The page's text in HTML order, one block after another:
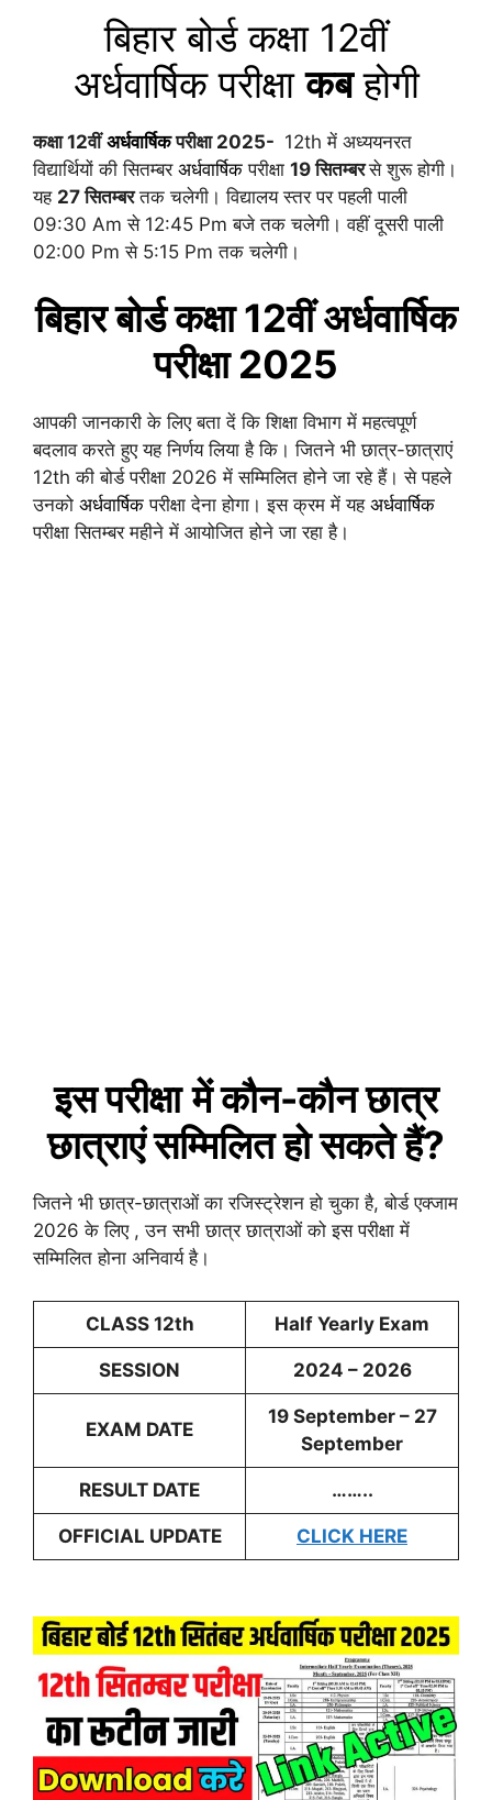
बिहार बोर्ड कक्षा 12वीं
अर्धवार्षिक परीक्षाकब होगी
कक्षा 12वीं अर्धवार्षिकपरीक्षा 2025- 12th में अध्ययनरत
विद्यार्थियों की सितम्बर अर्धवार्षिक परीक्षा 19 सितम्बरसे शुरू होगी।
यह 27 सितम्बरतक चलेगी। विद्यालय स्तर पर पहली पाली
09:30 Am से 12:45 Pm बजे तक चलेगी। वहीं दूसरी पाली
02:00 Pm से 5:15 Pm तक चलेगी।
बिहार बोर्ड कक्षा12वीं अर्धवार्षिक
परीक्षा 2025
आपकी जानकारी के लिए बता दें कि शिक्षा विभाग में महत्वपूर्ण
बदलाव करते हुए यह निर्णय लिया है कि। जितने भी छात्र-छात्राएं
12th की बोर्ड परीक्षा 2026 में सम्मिलित होने जा रहे हैं। से पहले
उनको अर्धवार्षिक परीक्षा देना होगा। इस क्रम में यह अर्धवार्षिक
परीक्षा सितम्बर महीने में आयोजित होने जा रहा है।
इसपरीक्षा में कौन-कौन छात्र
छात्राएं सम्मिलित हो सकते हैं?
जितने भी छात्र-छात्राओं का रजिस्ट्रेशन हो चुका है, बोर्ड एक्जाम
2026 के लिए , उन सभी छात्र छात्राओं को इस परीक्षा में
सम्मिलित होना अनिवार्य है।
CLASS 12th Half Yearly Exam
SESSION 2024 – 2026
EXAM DATE
19 September – 27
September
RESULT DATE ……..
OFFICIAL UPDATE CLICK HERE